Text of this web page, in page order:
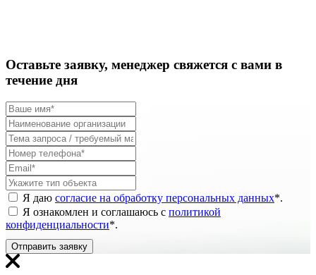
Оставьте заявку, менеджер свяжется с вами в
течение дня
Я даю согласие на обработку персональных данных*.
Я ознакомлен и соглашаюсь с политикой
конфиденциальности*.
Отправить заявку